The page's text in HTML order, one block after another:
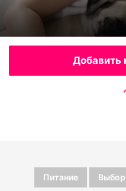
Питание Выбор